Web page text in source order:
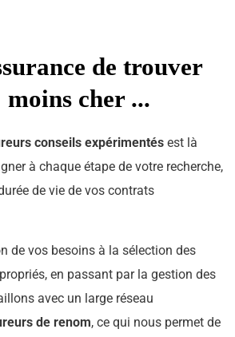
de trouver
moins cher ...
conseils expérimentés est là
à chaque étape de votre recherche,
de vie de vos contrats
de vos besoins à la sélection des
en passant par la gestion des
avec un large réseau
de renom, ce qui nous permet de